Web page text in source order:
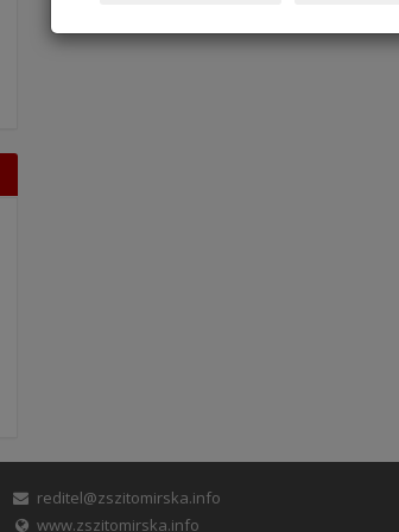
reditel@zszitomirska.info
www.zszitomirska.info